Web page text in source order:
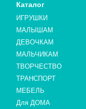
Каталог
ИГРУШКИ
МАЛЫШАМ
ДЕВОЧКАМ
МАЛЬЧИКАМ
ТВОРЧЕСТВО
ТРАНСПОРТ
МЕБЕЛЬ
Для ДОМА